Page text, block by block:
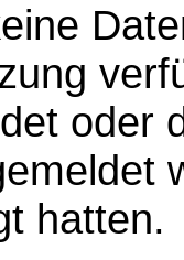
oder
hatten.